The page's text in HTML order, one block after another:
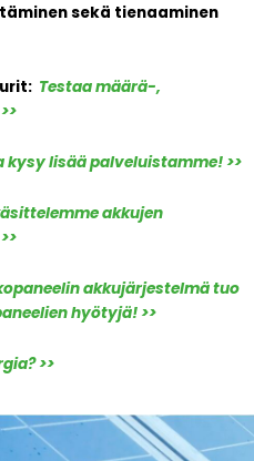
sekä tienaaminen
Testaa määrä-,
lisää palveluistamme! >>
akkujen
akkujärjestelmä tuo
hyötyjä! >>
>>